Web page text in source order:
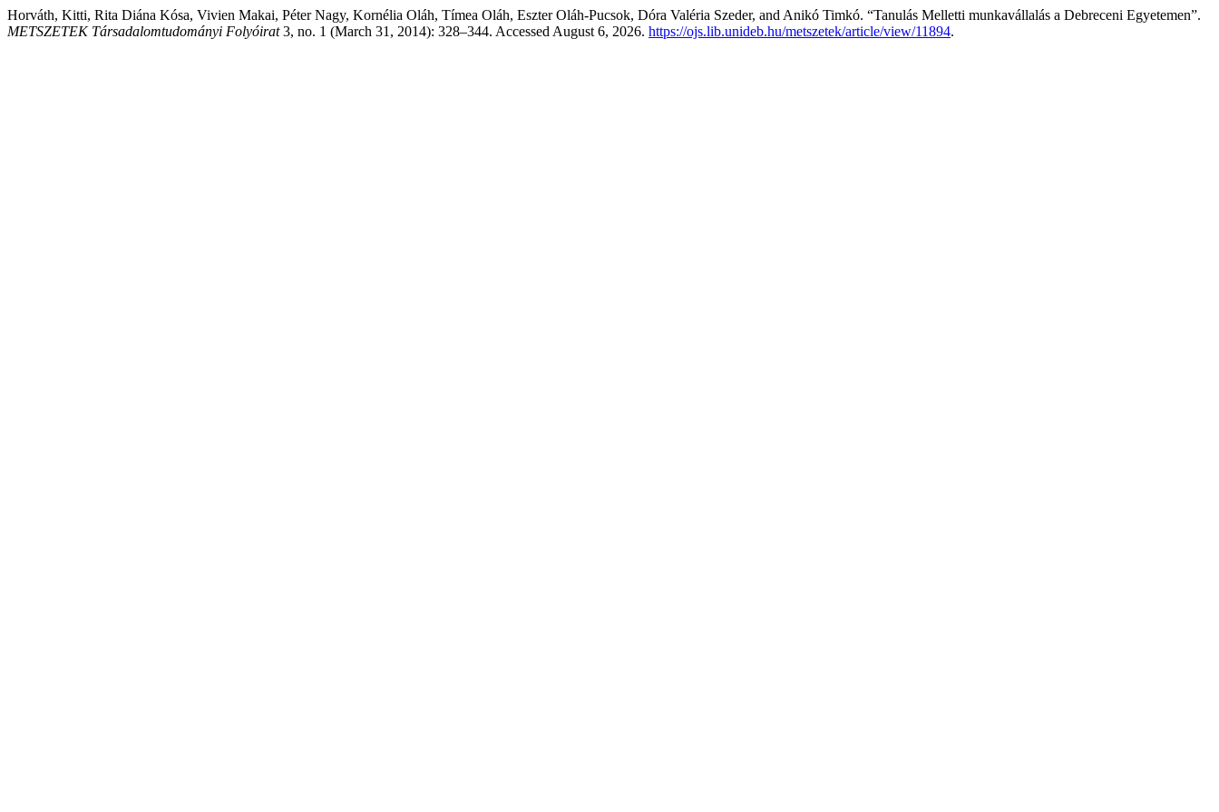
Horváth, Kitti, Rita Diána Kósa, Vivien Makai, Péter Nagy, Kornélia Oláh, Tímea Oláh, Eszter Oláh-Pucsok, Dóra Valéria Szeder, and Anikó Timkó. “Tanulás Melletti munkavállalás a Debreceni Egyetemen”.
METSZETEK Társadalomtudományi Folyóirat3, no. 1 (March 31, 2014): 328–344. Accessed August 6, 2026. https://ojs.lib.unideb.hu/metszetek/article/view/11894.